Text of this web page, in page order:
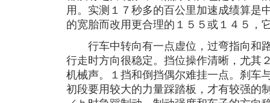
用。实测１７秒多的百公里加速成绩算是
的宽胎而改用更合理的１５５或１４５，
行车中转向有一点虚位，过弯指向和
行走时方向很稳定。挡位操作清晰，尤其
机械声。１挡和倒挡偶尔难挂一点。刹车
初段要用较大的力量踩踏板，才有较强的